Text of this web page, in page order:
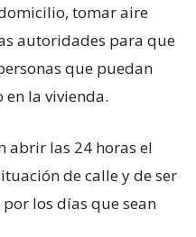
tomar aire
autoridades para que
que puedan
la vivienda.
abrir las 24 horas el
de calle y de ser
los días que sean